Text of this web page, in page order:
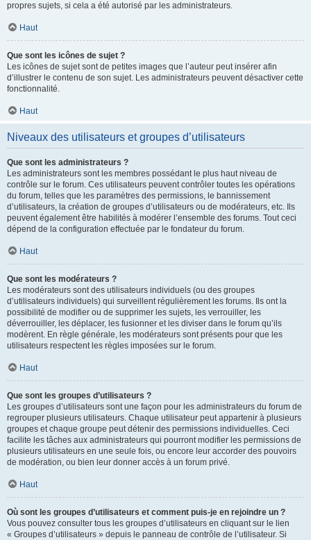
propres sujets, si cela a été autorisé par les administrateurs.
Haut
Que sont les icônes de sujet ?
Les icônes de sujet sont de petites images que l’auteur peut insérer afin
d’illustrer le contenu de son sujet. Les administrateurs peuvent désactiver cette
fonctionnalité.
Haut
Niveaux des utilisateurs et groupes d’utilisateurs
Que sont les administrateurs ?
Les administrateurs sont les membres possédant le plus haut niveau de
contrôle sur le forum. Ces utilisateurs peuvent contrôler toutes les opérations
du forum, telles que les paramètres des permissions, le bannissement
d’utilisateurs, la création de groupes d’utilisateurs ou de modérateurs, etc. Ils
peuvent également être habilités à modérer l’ensemble des forums. Tout ceci
dépend de la configuration effectuée par le fondateur du forum.
Haut
Que sont les modérateurs ?
Les modérateurs sont des utilisateurs individuels (ou des groupes
d’utilisateurs individuels) qui surveillent régulièrement les forums. Ils ont la
possibilité de modifier ou de supprimer les sujets, les verrouiller, les
déverrouiller, les déplacer, les fusionner et les diviser dans le forum qu’ils
modèrent. En règle générale, les modérateurs sont présents pour que les
utilisateurs respectent les règles imposées sur le forum.
Haut
Que sont les groupes d’utilisateurs ?
Les groupes d’utilisateurs sont une façon pour les administrateurs du forum de
regrouper plusieurs utilisateurs. Chaque utilisateur peut appartenir à plusieurs
groupes et chaque groupe peut détenir des permissions individuelles. Ceci
facilite les tâches aux administrateurs qui pourront modifier les permissions de
plusieurs utilisateurs en une seule fois, ou encore leur accorder des pouvoirs
de modération, ou bien leur donner accès à un forum privé.
Haut
Où sont les groupes d’utilisateurs et comment puis-je en rejoindre un ?
Vous pouvez consulter tous les groupes d’utilisateurs en cliquant sur le lien
« Groupes d’utilisateurs » depuis le panneau de contrôle de l’utilisateur. Si